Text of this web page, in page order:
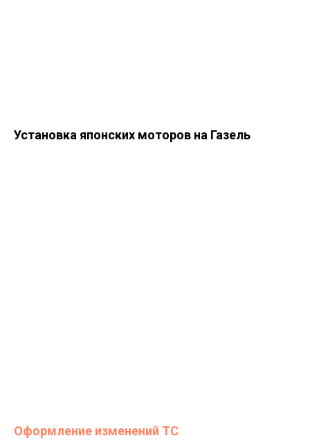
Установка японских моторов на Газель
Оформление изменений ТС